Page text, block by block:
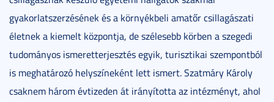
gyakorlatszerzésének és a környékbeli amatőr csillagászati
életnek a kiemelt központja, de szélesebb körben a szegedi
tudományos ismeretterjesztés egyik, turisztikai szempontból
is meghatározó helyszíneként lett ismert. Szatmáry Károly
csaknem három évtizeden át irányította az intézményt, ahol